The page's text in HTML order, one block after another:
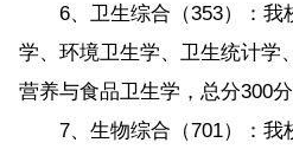
6、卫生综合（353）：我
学、环境卫生学、卫生统计学
营养与食品卫生学，总分300分
7、生物综合（701）：我